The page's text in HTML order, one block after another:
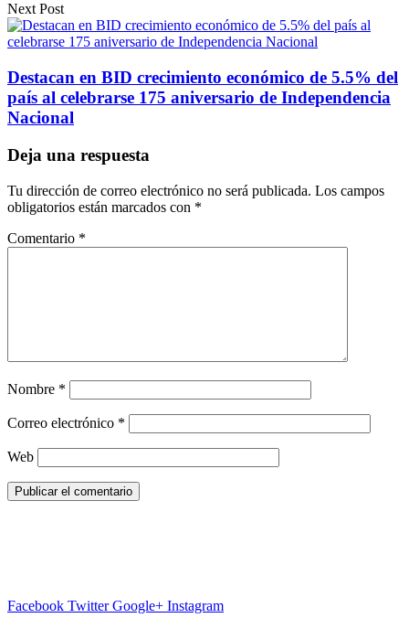
Next Post
Destacan en BID crecimiento económico de 5.5% del
país al celebrarse 175 aniversario de Independencia
Nacional
Deja una respuesta
Tu dirección de correo electrónico no será publicada. Los campos
obligatorios están marcados con *
Comentario *
Nombre *
Correo electrónico *
Web
Facebook Twitter Google+ Instagram